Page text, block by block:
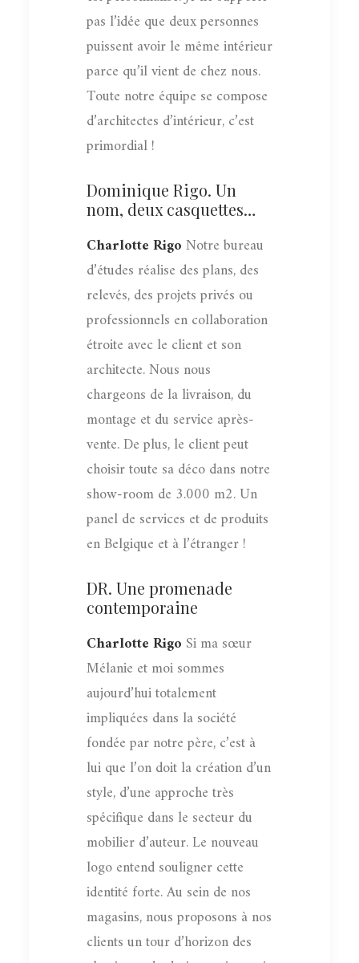
pas l’idée que deux personnes
puissent avoir le même intérieur
parce qu’il vient de chez nous.
Toute notre équipe se compose
d’architectes d’intérieur, c’est
primordial !
Dominique Rigo. Un
nom, deux casquettes…
Charlotte RigoNotre bureau
d’études réalise des plans, des
relevés, des projets privés ou
professionnels en collaboration
étroite avec le client et son
architecte. Nous nous
chargeons de la livraison, du
montage et du service après-
vente. De plus, le client peut
choisir toute sa déco dans notre
show-room de 3.000 m2. Un
panel de services et de produits
en Belgique et à l’étranger !
DR. Une promenade
contemporaine
Charlotte Rigo Si ma sœur
Mélanie et moi sommes
aujourd’hui totalement
impliquées dans la société
fondée par notre père, c’est à
lui que l’on doit la création d’un
style, d’une approche très
spécifique dans le secteur du
mobilier d’auteur. Le nouveau
logo entend souligner cette
identité forte. Au sein de nos
magasins, nous proposons à nos
clients un tour d’horizon des